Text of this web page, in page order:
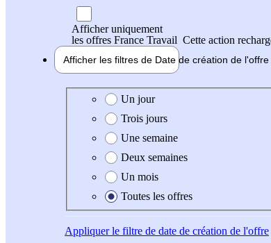
Afficher uniquement
les offres France Travail Cette action
Afficher les filtres de Date de création de l'offre
Date de création de l'offre
Un jour
Trois jours
Une semaine
Deux semaines
Un mois
Toutes les offres
Appliquerle filtre de date de création de l'offre